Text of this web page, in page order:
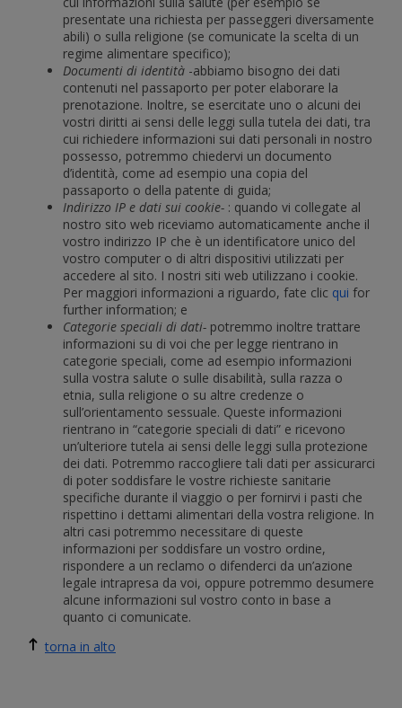
presentate una richiesta per passeggeri diversamente
abili) o sulla religione (se comunicate la scelta di un
regime alimentare specifico);
Documenti di identità -abbiamo bisogno dei dati
contenuti nel passaporto per poter elaborare la
prenotazione. Inoltre, se esercitate uno o alcuni dei
vostri diritti ai sensi delle leggi sulla tutela dei dati, tra
cui richiedere informazioni sui dati personali in nostro
possesso, potremmo chiedervi un documento
d’identità, come ad esempio una copia del
passaporto o della patente di guida;
Indirizzo IP e dati sui cookie- : quando vi collegate al
nostro sito web riceviamo automaticamente anche il
vostro indirizzo IP che è un identificatore unico del
vostro computer o di altri dispositivi utilizzati per
accedere al sito. I nostri siti web utilizzano i cookie.
Per maggiori informazioni a riguardo, fate clic qui for
further information; e
Categorie speciali di dati- potremmo inoltre trattare
informazioni su di voi che per legge rientrano in
categorie speciali, come ad esempio informazioni
sulla vostra salute o sulle disabilità, sulla razza o
etnia, sulla religione o su altre credenze o
sull’orientamento sessuale. Queste informazioni
rientrano in “categorie speciali di dati” e ricevono
un’ulteriore tutela ai sensi delle leggi sulla protezione
dei dati. Potremmo raccogliere tali dati per assicurarci
di poter soddisfare le vostre richieste sanitarie
specifiche durante il viaggio o per fornirvi i pasti che
rispettino i dettami alimentari della vostra religione. In
altri casi potremmo necessitare di queste
informazioni per soddisfare un vostro ordine,
rispondere a un reclamo o difenderci da un’azione
legale intrapresa da voi, oppure potremmo desumere
alcune informazioni sul vostro conto in base a
quanto ci comunicate.
torna in alto